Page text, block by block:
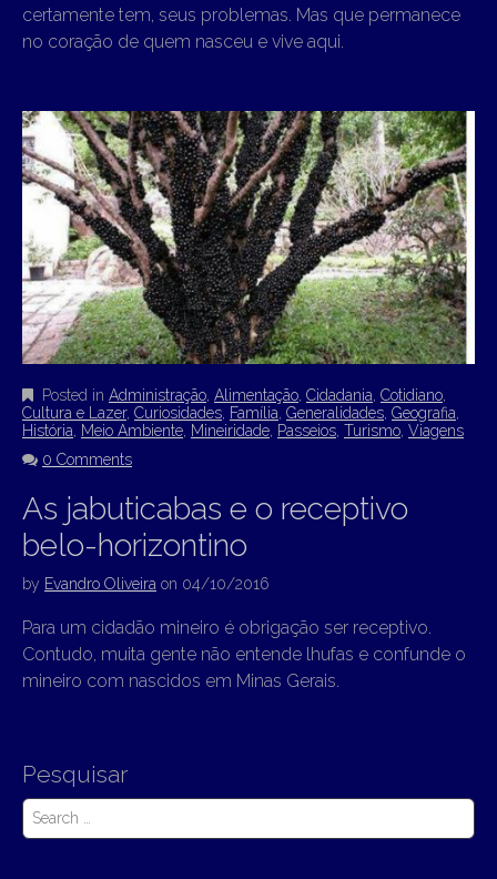
certamente tem, seus problemas. Mas que permanece
no coração de quem nasceu e vive aqui.
Posted in Administração, Alimentação, Cidadania, Cotidiano,
Cultura e Lazer, Curiosidades, Família, Generalidades, Geografia,
História, Meio Ambiente, Mineiridade, Passeios, Turismo, Viagens
0 Comments
As jabuticabas e o receptivo
belo-horizontino
by Evandro Oliveira on 04/10/2016
Para um cidadão mineiro é obrigação ser receptivo.
Contudo, muita gente não entende lhufas e confunde o
mineiro com nascidos em Minas Gerais.
Pesquisar
S